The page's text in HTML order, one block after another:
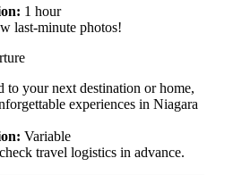
1 hour
last-minute photos!
to your next destination or home,
experiences in Niagara
Variable
travel logistics in advance.